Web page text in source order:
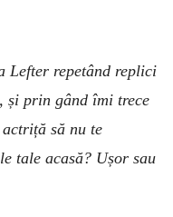
Lefter repetând replici
și prin gând îmi trece
să nu te
tale acasă? Ușor sau